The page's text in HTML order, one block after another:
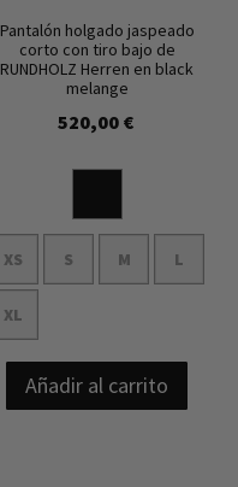
Pantalón holgado jaspeado
corto con tiro bajo de
RUNDHOLZ Herren en black
melange
520,00 €
XS S M L
XL
Añadir al carrito